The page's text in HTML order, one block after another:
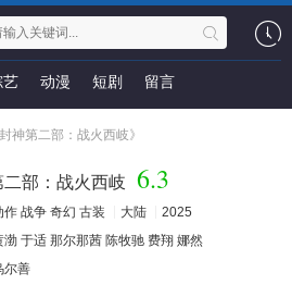
艺 动漫 短剧 留言
封神第二部：战火西岐》
二部：战火西岐 6.3
作 战争 奇幻 古装 大陆
2025
渤 于适 那尔那茜 陈牧驰 费翔 娜然
尔善